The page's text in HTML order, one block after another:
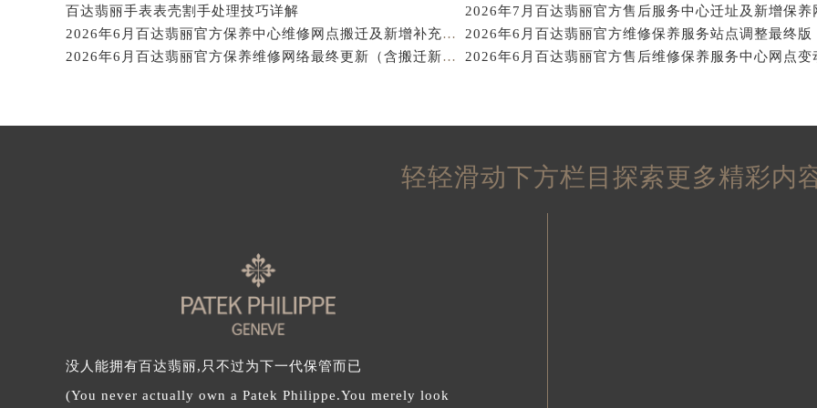
辽宁省沈阳市沈河区中街路83号亨得利名表维修授权店1楼百达翡丽售后服务中心（需提前预约）
北京市朝阳区建国门外大街甲6号华熙国际中心D座11层1102室百达翡丽售后服务中心（北京总部）
北京市东城区东长安街1号王府井东方广场W3座6层602室百达翡丽售后服务中心（需提前预约）
内蒙古自治区包头市青山区幸福路甲3号王府井百货名表维修百达翡丽售后服务中心（需提前预约）
内蒙古自治区赤峰市红山区哈达街百达翡丽售后服务中心（需提前预约）
内蒙古自治区鄂尔多斯市东胜区伊金霍洛街百达翡丽售后服务中心（需提前预约）
内蒙古自治区通辽市科尔沁区明仁大街百达翡丽售后服务中心（需提前预约）
内蒙古自治区乌海市海勃湾区人民南路百达翡丽售后服务中心（需提前预约）
内蒙古自治区乌兰察布市集宁区恩和大街百达翡丽售后服务中心（需提前预约）
内蒙古自治区兴安盟市乌兰浩特市兴安大街百达翡丽售后服务中心（需提前预约）
山西省大同市平城区迎宾街百达翡丽售后服务中心（需提前预约）
百达翡丽手表表壳割手处理技巧详解
2026年6月百达翡丽官方保养中心维修网点搬迁及新增补充最终完整公示
2026年6月百达翡丽官方保养维修网络最终更新（含搬迁新增店面）
轻轻滑动下方栏目探索更多精彩内
没人能拥有百达翡丽,只不过为下一代保管而已
(You never actually own a Patek Philippe.You merely look